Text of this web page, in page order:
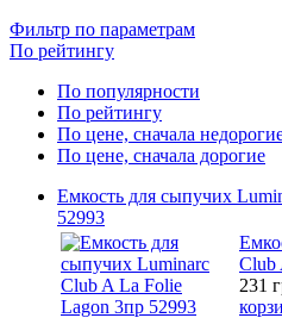
Фильтр по параметрам
По рейтингу
По популярности
По рейтингу
По цене, сначала
По цене, сначала дорогие
Емкость для сыпучих
52993
Club
231